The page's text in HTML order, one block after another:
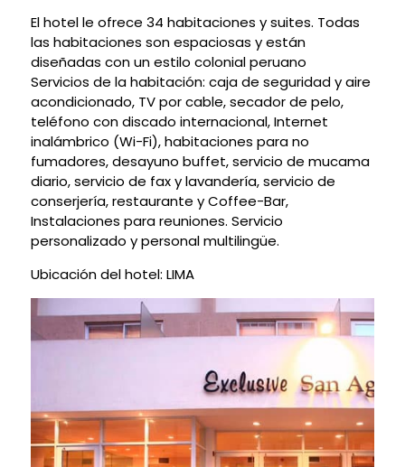
El hotel le ofrece 34 habitaciones y suites. Todas
las habitaciones son espaciosas y están
diseñadas con un estilo colonial peruano
Servicios de la habitación: caja de seguridad y aire
acondicionado, TV por cable, secador de pelo,
teléfono con discado internacional, Internet
inalámbrico (Wi-Fi), habitaciones para no
fumadores, desayuno buffet, servicio de mucama
diario, servicio de fax y lavandería, servicio de
conserjería, restaurante y Coffee-Bar,
Instalaciones para reuniones. Servicio
personalizado y personal multilingüe.
Ubicación del hotel: LIMA